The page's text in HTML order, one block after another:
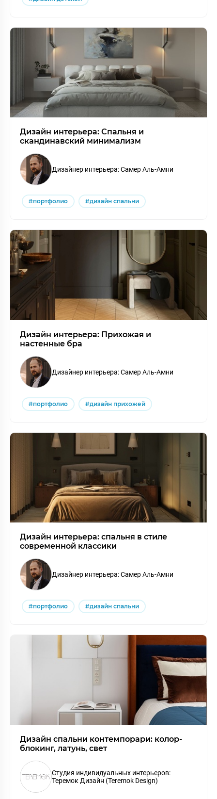
Дизайн интерьера: Спальня и
скандинавский минимализм
Дизайнер интерьера: Самер Аль-Амни
#портфолио #дизайн спальни
Дизайн интерьера: Прихожая и
настенные бра
Дизайнер интерьера: Самер Аль-Амни
#портфолио #дизайн прихожей
Дизайн интерьера: спальня в стиле
современной классики
Дизайнер интерьера: Самер Аль-Амни
#портфолио #дизайн спальни
Дизайн спальни контемпорари: колор-
блокинг, латунь, свет
Студия индивидуальных интерьеров:
Теремок Дизайн (Teremok Design)